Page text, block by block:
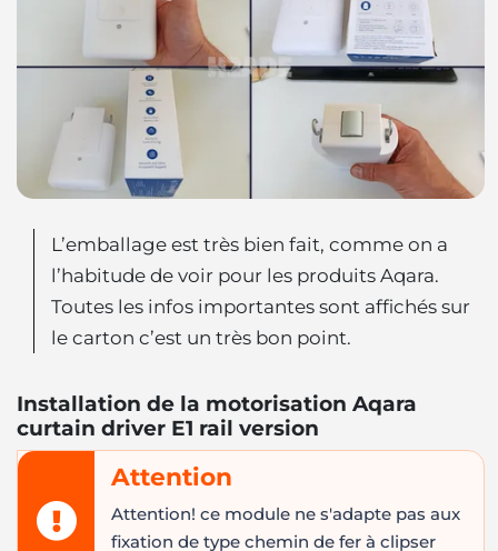
L’emballage est très bien fait, comme on a
l’habitude de voir pour les produits Aqara.
Toutes les infos importantes sont affichés sur
le carton c’est un très bon point.
Installation de la motorisation Aqara
curtain driver E1 rail version
Attention
Attention! ce module ne s'adapte pas aux
fixation de type chemin de fer à clipser